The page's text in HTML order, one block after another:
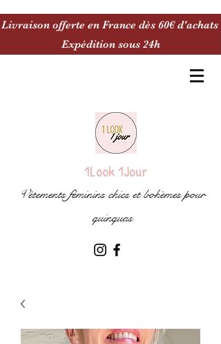
Livraison offerte en France dès 60€ d'achats
Expédition sous 24h
1Look 1Jour
Vêtements féminins chics et bohèmes pour
quinquas